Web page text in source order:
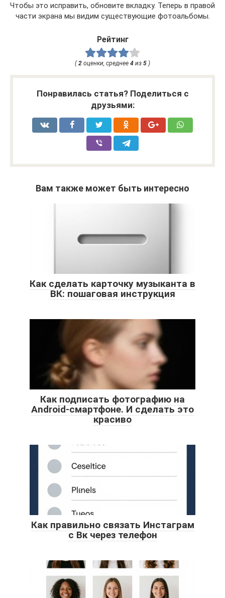
Чтобы это исправить, обновите вкладку. Теперь в правой
части экрана мы видим существующие фотоальбомы.
Рейтинг
(2 оценки, среднее 4 из 5 )
Понравилась статья? Поделиться с
друзьями:
Вам также может быть интересно
Как сделать карточку музыканта в
ВК: пошаговая инструкция
Как подписать фотографию на
Android-смартфоне. И сделать это
красиво
Как правильно связать Инстаграм
с Вк через телефон